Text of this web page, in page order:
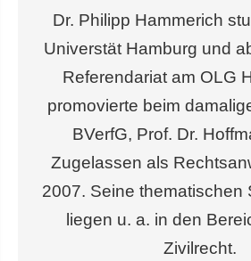
Dr. Philipp Hammerich
Universtät Hamburg und
Referendariat am OLG
promovierte beim
BVerfG, Prof. Dr.
Zugelassen als
2007. Seine thematischen
liegen u. a. in den
Zivilrecht.